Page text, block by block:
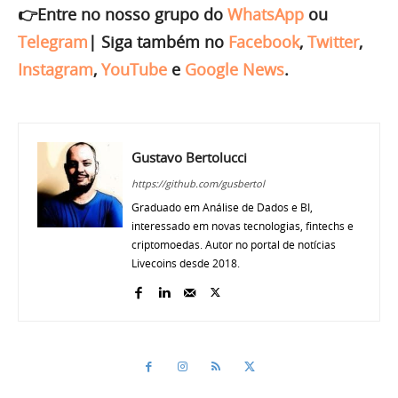
👉Entre no nosso grupo do WhatsApp ou
Telegram | Siga também no Facebook, Twitter,
Instagram, YouTube e Google News.
Gustavo Bertolucci
https://github.com/gusbertol
Graduado em Análise de Dados e BI,
interessado em novas tecnologias, fintechs e
criptomoedas. Autor no portal de notícias
Livecoins desde 2018.